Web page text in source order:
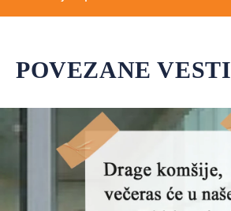
POVEZANE VESTI